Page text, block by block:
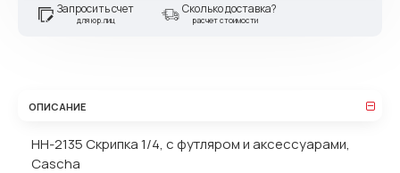
Запросить счет
для юр.лиц
Сколько доставка?
расчет стоимости
ОПИСАНИЕ
HH-2135 Скрипка 1/4, с футляром и аксессуарами,
Cascha